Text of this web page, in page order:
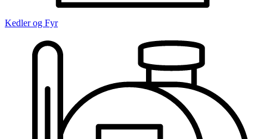
Kedler og Fyr